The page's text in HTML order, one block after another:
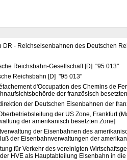
DR - Reichseisenbahnen des Deutschen
Reichsbahn-Gesellschaft [D] "95 013"
Reichsbahn [D] "95 013"
d'Occupation des Chemins de
der französisch
der Deutschen Eisenbahnen der
der US Zone, Frankfurt
der amerikanisch besetzten Zone]
der Eisenbahnen des
der Eisenbahnverwaltungen der
für Verkehr des vereinigten
HVE als Hauptabteilung Eisenbahn in die